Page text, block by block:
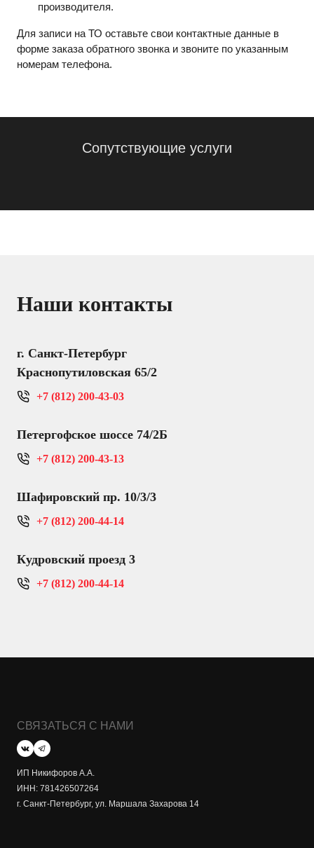
производителя.
Для записи на ТО оставьте свои контактные данные в
форме заказа обратного звонка и звоните по указанным
номерам телефона.
Сопутствующие услуги
Наши контакты
г. Санкт-Петербург
Краснопутиловская 65/2
+7 (812) 200-43-03
Петергофское шоссе 74/2Б
+7 (812) 200-43-13
Шафировский пр. 10/3/3
+7 (812) 200-44-14
Кудровский проезд 3
+7 (812) 200-44-14
СВЯЗАТЬСЯ С НАМИ
ИП Никифоров А.А.
ИНН: 781426507264
г. Санкт-Петербург, ул. Маршала Захарова 14